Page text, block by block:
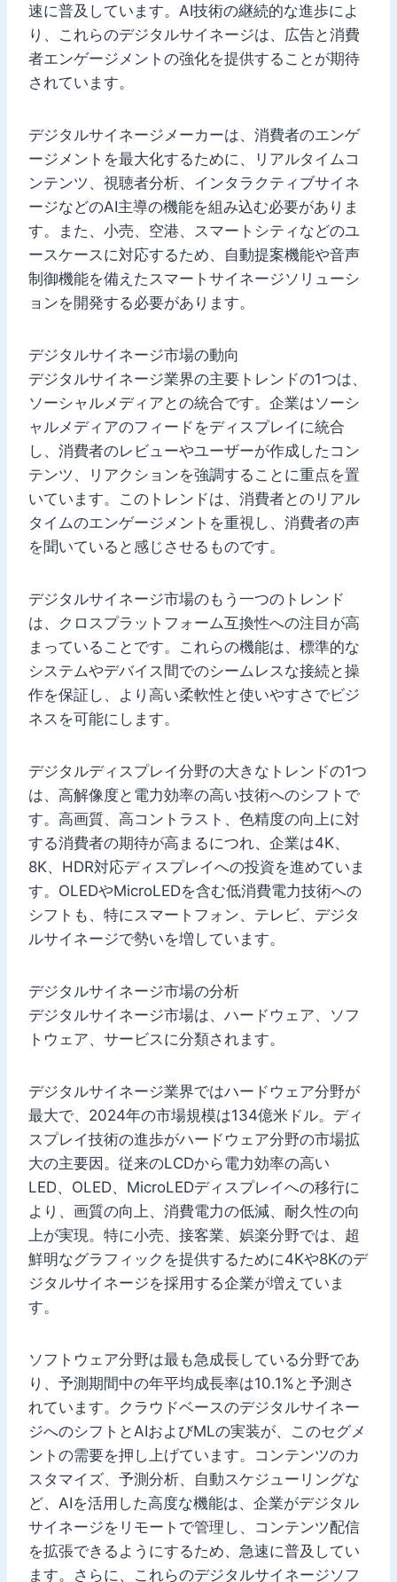
速に普及しています。AI技術の継続的な進歩によ
り、これらのデジタルサイネージは、広告と消費
者エンゲージメントの強化を提供することが期待
されています。
デジタルサイネージメーカーは、消費者のエンゲ
ージメントを最大化するために、リアルタイムコ
ンテンツ、視聴者分析、インタラクティブサイネ
ージなどのAI主導の機能を組み込む必要がありま
す。また、小売、空港、スマートシティなどのユ
ースケースに対応するため、自動提案機能や音声
制御機能を備えたスマートサイネージソリューシ
ョンを開発する必要があります。
デジタルサイネージ市場の動向
デジタルサイネージ業界の主要トレンドの1つは、
ソーシャルメディアとの統合です。企業はソーシ
ャルメディアのフィードをディスプレイに統合
し、消費者のレビューやユーザーが作成したコン
テンツ、リアクションを強調することに重点を置
いています。このトレンドは、消費者とのリアル
タイムのエンゲージメントを重視し、消費者の声
を聞いていると感じさせるものです。
デジタルサイネージ市場のもう一つのトレンド
は、クロスプラットフォーム互換性への注目が高
まっていることです。これらの機能は、標準的な
システムやデバイス間でのシームレスな接続と操
作を保証し、より高い柔軟性と使いやすさでビジ
ネスを可能にします。
デジタルディスプレイ分野の大きなトレンドの1つ
は、高解像度と電力効率の高い技術へのシフトで
す。高画質、高コントラスト、色精度の向上に対
する消費者の期待が高まるにつれ、企業は4K、
8K、HDR対応ディスプレイへの投資を進めていま
す。OLEDやMicroLEDを含む低消費電力技術への
シフトも、特にスマートフォン、テレビ、デジタ
ルサイネージで勢いを増しています。
デジタルサイネージ市場の分析
デジタルサイネージ市場は、ハードウェア、ソフ
トウェア、サービスに分類されます。
デジタルサイネージ業界ではハードウェア分野が
最大で、2024年の市場規模は134億米ドル。ディ
スプレイ技術の進歩がハードウェア分野の市場拡
大の主要因。従来のLCDから電力効率の高い
LED、OLED、MicroLEDディスプレイへの移行に
より、画質の向上、消費電力の低減、耐久性の向
上が実現。特に小売、接客業、娯楽分野では、超
鮮明なグラフィックを提供するために4Kや8Kのデ
ジタルサイネージを採用する企業が増えていま
す。
ソフトウェア分野は最も急成長している分野であ
り、予測期間中の年平均成長率は10.1%と予測さ
れています。クラウドベースのデジタルサイネー
ジへのシフトとAIおよびMLの実装が、このセグメ
ントの需要を押し上げています。コンテンツのカ
スタマイズ、予測分析、自動スケジューリングな
ど、AIを活用した高度な機能は、企業がデジタル
サイネージをリモートで管理し、コンテンツ配信
を拡張できるようにするため、急速に普及してい
ます。さらに、これらのデジタルサイネージソフ